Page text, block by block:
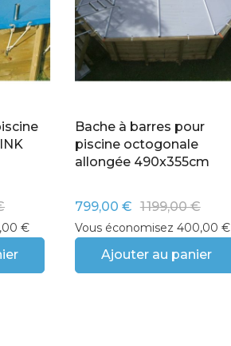
€
Bache à barres pour
piscine octogonale
allongée 490x355cm
799,00 € 1 199,00 €
Vous économisez 400,00 €
Ajouter au panier